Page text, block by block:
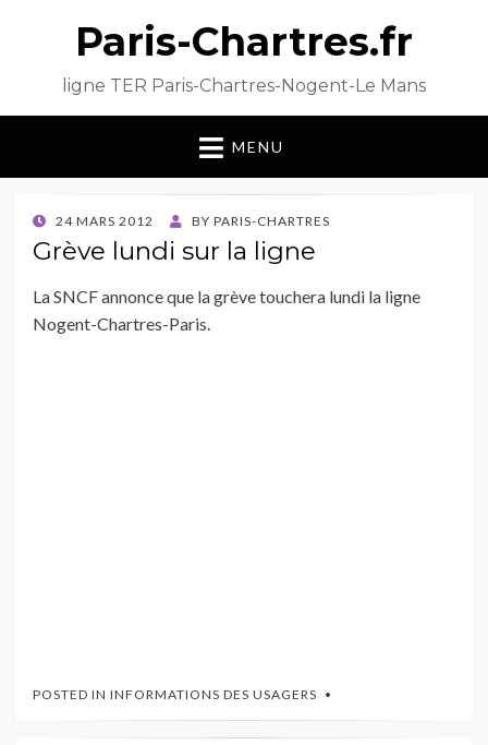
Paris-Chartres.fr
ligne TER Paris-Chartres-Nogent-Le Mans
MENU
POSTED
ON
24 MARS 2012 BY PARIS-CHARTRES
Grève lundi sur la ligne
La SNCF annonce que la grève touchera lundi la ligne
Nogent-Chartres-Paris.
POSTED IN INFORMATIONS DES USAGERS